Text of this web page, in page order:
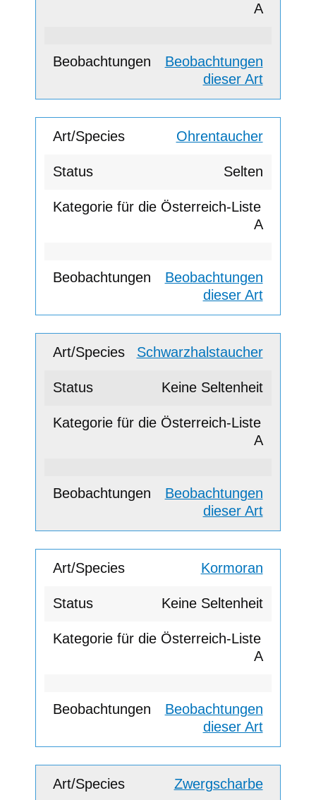
A
Beobachtungen
dieser Art
Ohrentaucher
Selten
A
Beobachtungen
dieser Art
Schwarzhalstaucher
Keine Seltenheit
A
Beobachtungen
dieser Art
Kormoran
Keine Seltenheit
A
Beobachtungen
dieser Art
Zwergscharbe